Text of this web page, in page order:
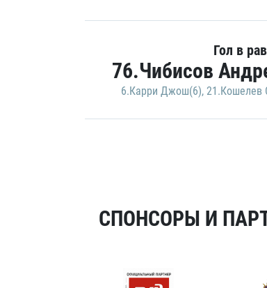
Гол в
76.Чибисов
6.Карри Джош(6), 21.Кошелев
СПОНСОРЫ И